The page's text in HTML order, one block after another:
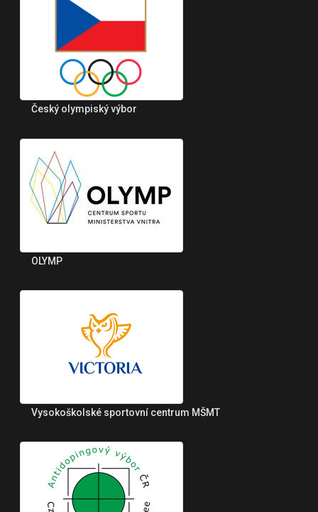
Český olympiský výbor
OLYMP
Vysokoškolské sportovní centrum MŠMT